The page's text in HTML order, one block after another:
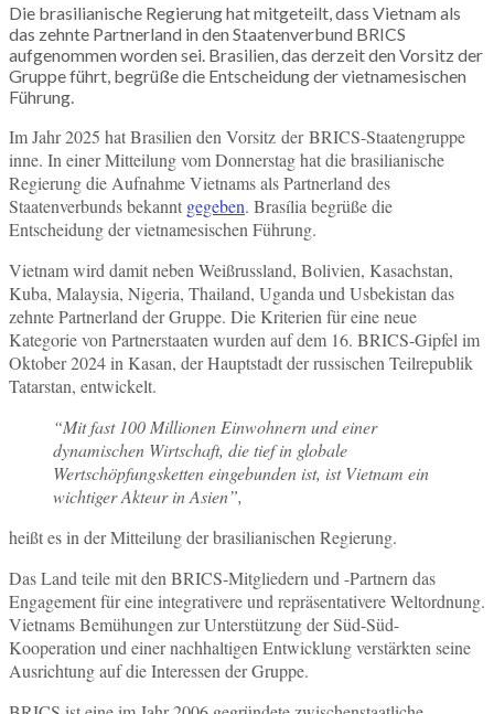
Die brasilianische Regierung hat mitgeteilt, dass Vietnam als
das zehnte Partnerland in den Staatenverbund BRICS
aufgenommen worden sei. Brasilien, das derzeit den Vorsitz der
Gruppe führt, begrüße die Entscheidung der vietnamesischen
Führung.
Im Jahr 2025 hat Brasilien den Vorsitz der BRICS-Staatengruppe
inne. In einer Mitteilung vom Donnerstag hat die brasilianische
Regierung die Aufnahme Vietnams als Partnerland des
Staatenverbunds bekannt gegeben. Brasília begrüße die
Entscheidung der vietnamesischen Führung.
Vietnam wird damit neben Weißrussland, Bolivien, Kasachstan,
Kuba, Malaysia, Nigeria, Thailand, Uganda und Usbekistan das
zehnte Partnerland der Gruppe. Die Kriterien für eine neue
Kategorie von Partnerstaaten wurden auf dem 16. BRICS-Gipfel im
Oktober 2024 in Kasan, der Hauptstadt der russischen Teilrepublik
Tatarstan, entwickelt.
“Mit fast 100 Millionen Einwohnern und einer
dynamischen Wirtschaft, die tief in globale
Wertschöpfungsketten eingebunden ist, ist Vietnam ein
wichtiger Akteur in Asien”,
heißt es in der Mitteilung der brasilianischen Regierung.
Das Land teile mit den BRICS-Mitgliedern und -Partnern das
Engagement für eine integrativere und repräsentativere Weltordnung.
Vietnams Bemühungen zur Unterstützung der Süd-Süd-
Kooperation und einer nachhaltigen Entwicklung verstärkten seine
Ausrichtung auf die Interessen der Gruppe.